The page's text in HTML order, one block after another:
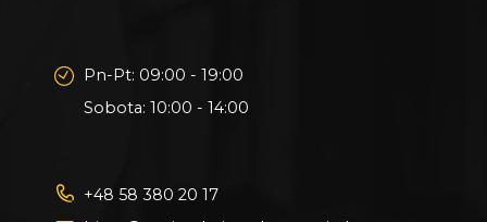
Działki dostępne od zaraz !
W razie pytań zachęcam do kontaktu
Pn-Pt: 09:00 - 19:00
Sobota: 10:00 - 14:00
+48 58 380 20 17